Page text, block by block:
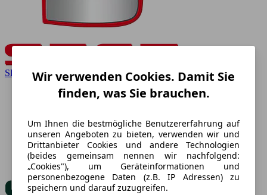
SEAT
Wir verwenden Cookies. Damit Sie
finden, was Sie brauchen.
Um Ihnen die bestmögliche Benutzererfahrung auf
unseren Angeboten zu bieten, verwenden wir und
Drittanbieter Cookies und andere Technologien
(beides gemeinsam nennen wir nachfolgend:
„Cookies"), um Geräteinformationen und
personenbezogene Daten (z.B. IP Adressen) zu
speichern und darauf zuzugreifen.